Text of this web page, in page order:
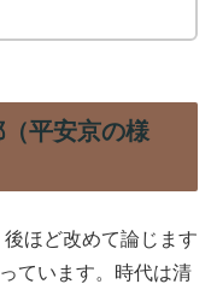
平安京の様
ほど改めて論じます
ています。時代は清